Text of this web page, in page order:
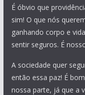
É óbvio que
sim! O que nós
ganhando corpo e
sentir seguros. É
A sociedade quer
então essa paz! É
nossa parte, já que a